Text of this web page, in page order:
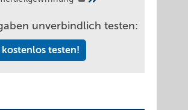
unverbindlich testen:
testen!